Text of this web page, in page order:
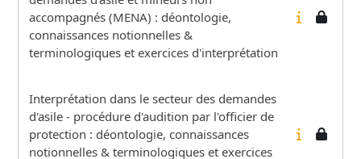
accompagnés (MENA) : déontologie,
connaissances notionnelles &
terminologiques et exercices d'interprétation
Interprétation dans le secteur des demandes
d'asile - procédure d'audition par l'officier de
protection : déontologie, connaissances
notionnelles & terminologiques et exercices